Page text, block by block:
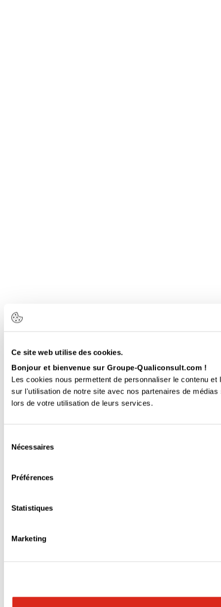
Ce site web utilise des cookies.
Bonjour et bienvenue sur Groupe-Qualiconsult.com !
Les cookies nous permettent de personnaliser le contenu
sur l'utilisation de notre site avec nos partenaires de
lors de votre utilisation de leurs services.
Nécessaires
Préférences
Statistiques
Marketing